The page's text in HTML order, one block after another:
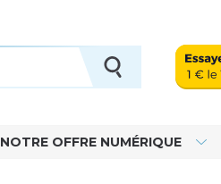
NOTRE OFFRE NUMÉRIQUE